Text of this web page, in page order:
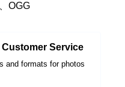
OGG
Service
and formats for photos